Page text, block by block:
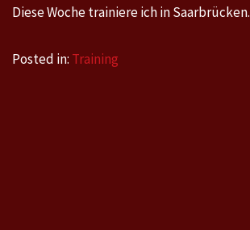
Diese Woche trainiere ich in Saarbrücken.
Posted in: Training